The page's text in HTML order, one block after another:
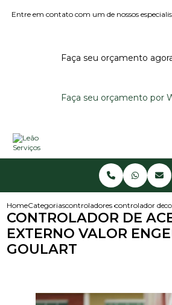
Entre em contato com um de nossos
Faça seu orçamento
Faça seu orçamento por
HomeCategoriascontroladores de acesso
controlador de
CONTROLADOR DE
EXTERNO VALOR
GOULART